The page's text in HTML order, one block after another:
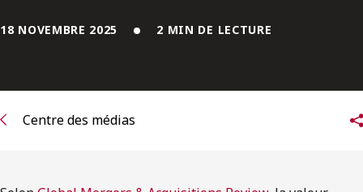
18 NOVEMBRE 2025 2 MIN DE LECTURE
Centre des médias